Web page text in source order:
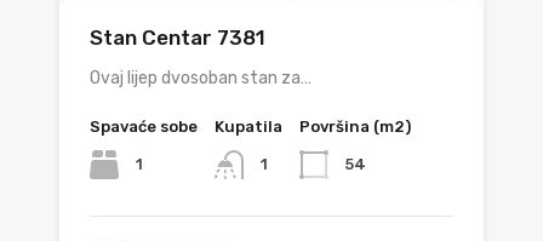
Stan Centar 7381
Ovaj lijep dvosoban stan za…
Spavaće sobe
1
Kupatila
1
Površina (m2)
54